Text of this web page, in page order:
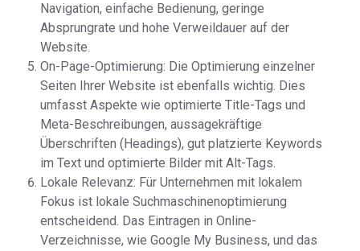
Navigation, einfache Bedienung, geringe
Absprungrate und hohe Verweildauer auf der
Website.
On-Page-Optimierung: Die Optimierung einzelner
Seiten Ihrer Website ist ebenfalls wichtig. Dies
umfasst Aspekte wie optimierte Title-Tags und
Meta-Beschreibungen, aussagekräftige
Überschriften (Headings), gut platzierte Keywords
im Text und optimierte Bilder mit Alt-Tags.
Lokale Relevanz: Für Unternehmen mit lokalem
Fokus ist lokale Suchmaschinenoptimierung
entscheidend. Das Eintragen in Online-
Verzeichnisse, wie Google My Business, und das